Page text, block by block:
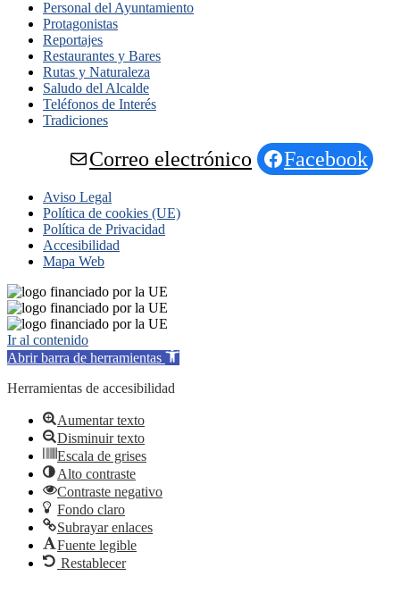
Personal del Ayuntamiento
Protagonistas
Reportajes
Restaurantes y Bares
Rutas y Naturaleza
Saludo del Alcalde
Teléfonos de Interés
Tradiciones
Correo electrónico Facebook
Aviso Legal
Política de cookies (UE)
Política de Privacidad
Accesibilidad
Mapa Web
Ir al contenido
Abrir barra de herramientas
Herramientas de accesibilidad
Aumentar texto
Disminuir texto
Escala de grises
Alto contraste
Contraste negativo
Fondo claro
Subrayar enlaces
Fuente legible
Restablecer